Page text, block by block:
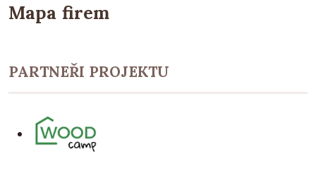
Mapa firem
PARTNEŘI PROJEKTU